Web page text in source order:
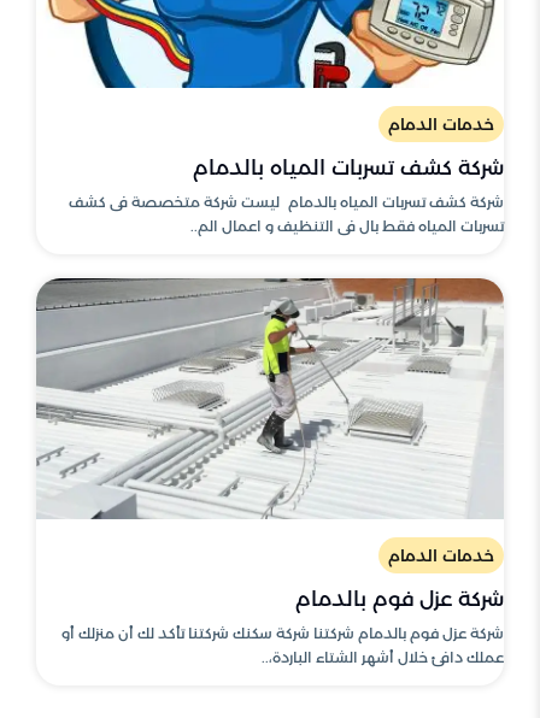
خدمات الدمام
شركة كشف تسربات المياه بالدمام
شركة كشف تسربات المياه بالدمام ليست شركة متخصصة فى كشف
تسربات المياه فقط بال فى التنظيف و اعمال الم..
خدمات الدمام
شركة عزل فوم بالدمام
شركة عزل فوم بالدمام شركتنا شركة سكنك شركتنا تأكد لك أن منزلك أو
عملك دافئ خلال أشهر الشتاء الباردة،..